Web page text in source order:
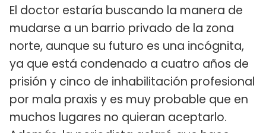
El doctor estaría buscando la manera de
mudarse a un barrio privado de la zona
norte, aunque su futuro es una incógnita,
ya que está condenado a cuatro años de
prisión y cinco de inhabilitación profesional
por mala praxis y es muy probable que en
muchos lugares no quieran aceptarlo.